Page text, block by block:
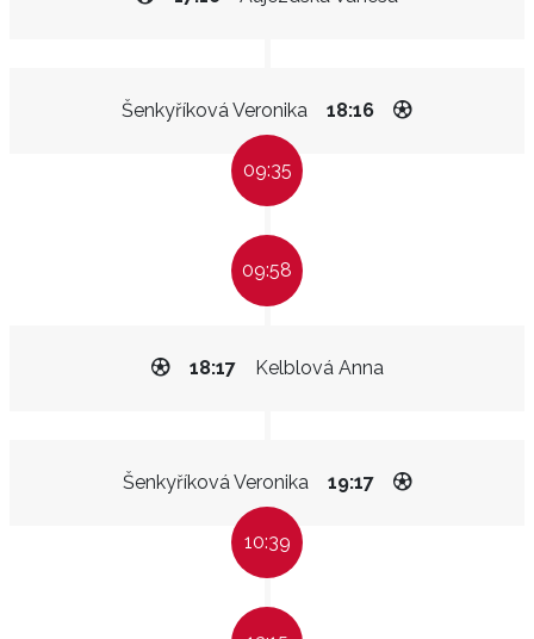
Šenkyříková Veronika 18:16
09:35
09:58
Kelblová Anna
18:17
Šenkyříková Veronika 19:17
10:39